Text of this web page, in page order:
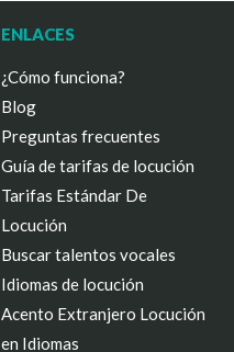
ENLACES
¿Cómo funciona?
Blog
Preguntas frecuentes
Guía de tarifas de locución
Tarifas Estándar De
Locución
Buscar talentos vocales
Idiomas de locución
Acento Extranjero Locución
en Idiomas